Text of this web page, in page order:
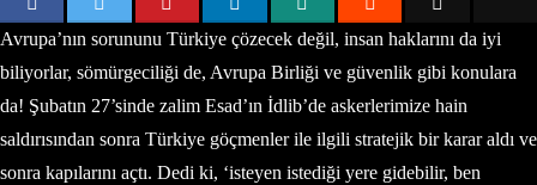
Avrupa’nın sorununu Türkiye çözecek değil, insan haklarını da iyi
biliyorlar, sömürgeciliği de, Avrupa Birliği ve güvenlik gibi konulara
da! Şubatın 27’sinde zalim Esad’ın İdlib’de askerlerimize hain
saldırısından sonra Türkiye göçmenler ile ilgili stratejik bir karar aldı ve
sonra kapılarını açtı. Dedi ki, ‘isteyen istediği yere gidebilir, ben